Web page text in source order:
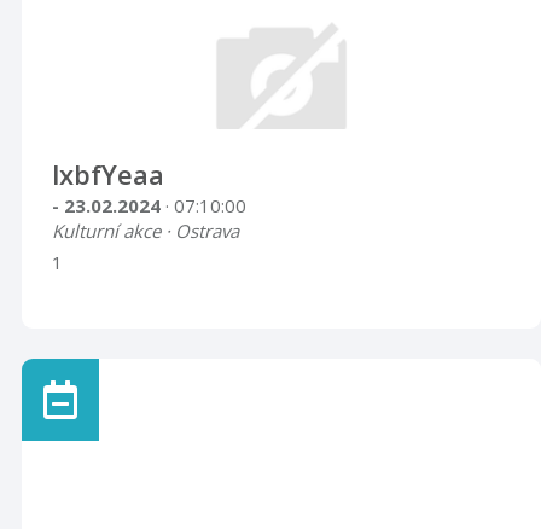
lxbfYeaa
- 23.02.2024 · 07:10:00
Kulturní akce · Ostrava
1